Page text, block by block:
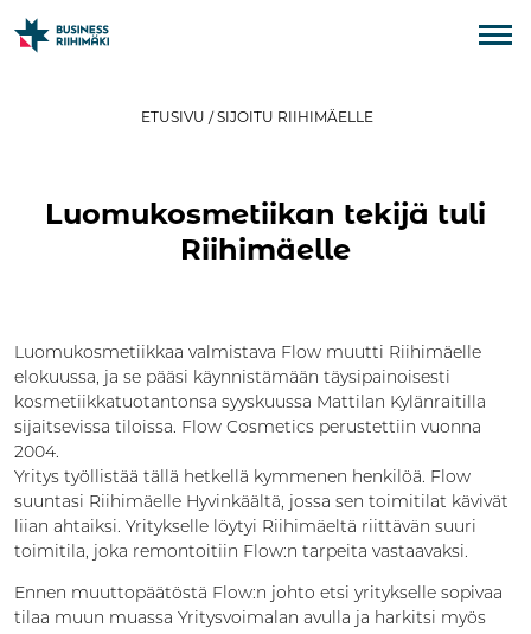
ETUSIVU /SIJOITU RIIHIMÄELLE
Luomukosmetiikan tekijä tuli
Riihimäelle
Luomukosmetiikkaa valmistava Flow muutti Riihimäelle
elokuussa, ja se pääsi käynnistämään täysipainoisesti
kosmetiikkatuotantonsa syyskuussa Mattilan Kylänraitilla
sijaitsevissa tiloissa. Flow Cosmetics perustettiin vuonna
2004.
Yritys työllistää tällä hetkellä kymmenen henkilöä. Flow
suuntasi Riihimäelle Hyvinkäältä, jossa sen toimitilat kävivät
liian ahtaiksi. Yritykselle löytyi Riihimäeltä riittävän suuri
toimitila, joka remontoitiin Flow:n tarpeita vastaavaksi.
Ennen muuttopäätöstä Flow:n johto etsi yritykselle sopivaa
tilaa muun muassa Yritysvoimalan avulla ja harkitsi myös